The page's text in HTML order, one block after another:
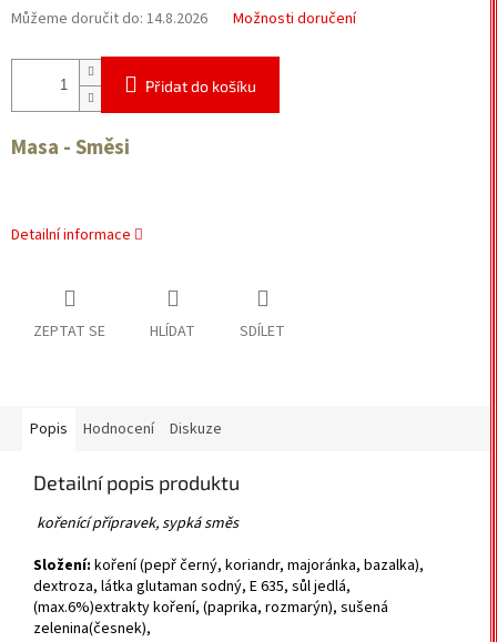
Můžeme doručit do: 14.8.2026 Možnosti doručení
Přidat do košíku
Masa - Směsi
Detailní informace
ZEPTAT SE HLÍDAT SDÍLET
Popis Hodnocení Diskuze
Detailní popis produktu
kořenící přípravek, sypká směs
Složení: koření (pepř černý, koriandr, majoránka, bazalka),
dextroza, látka glutaman sodný, E 635, sůl jedlá,
(max.6%)extrakty koření, (paprika, rozmarýn), sušená
zelenina(česnek),